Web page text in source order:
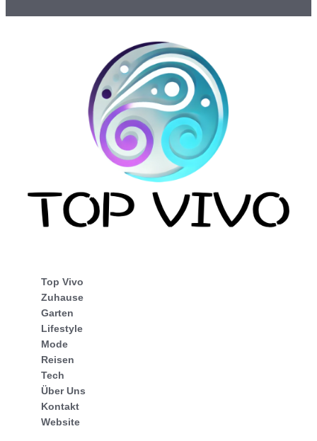
Top Vivo
Zuhause
Garten
Lifestyle
Mode
Reisen
Tech
Über Uns
Kontakt
Website